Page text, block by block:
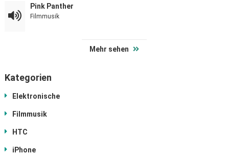
Pink Panther
Filmmusik
Mehr sehen
Kategorien
Elektronische
Filmmusik
HTC
iPhone